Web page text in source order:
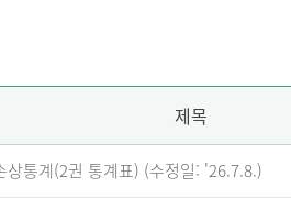
제목
상통계(2권 통계표) (수정일: '26.7.8.)